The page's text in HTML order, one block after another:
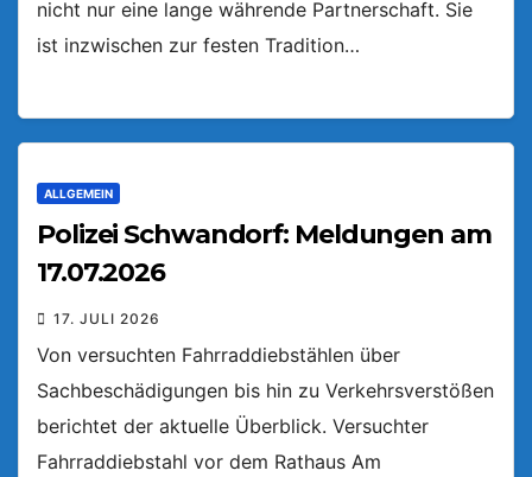
nicht nur eine lange währende Partnerschaft. Sie
ist inzwischen zur festen Tradition…
ALLGEMEIN
Polizei Schwandorf: Meldungen am
17.07.2026
17. JULI 2026
Von versuchten Fahrraddiebstählen über
Sachbeschädigungen bis hin zu Verkehrsverstößen
berichtet der aktuelle Überblick. Versuchter
Fahrraddiebstahl vor dem Rathaus Am